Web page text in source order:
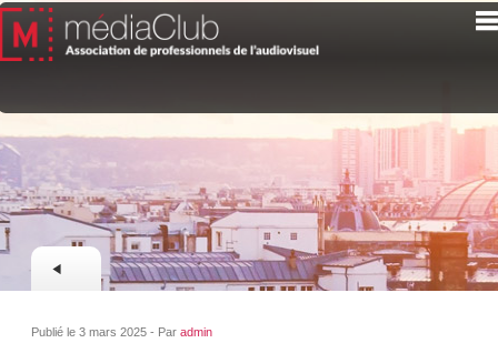
Publié le 3 mars 2025 - Paradmin